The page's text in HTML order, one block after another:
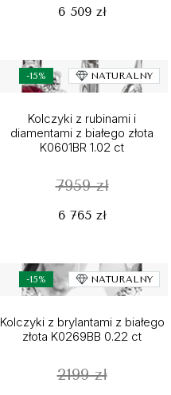
6 509 zł
-15% NATURALNY
Kolczyki z rubinami i
diamentami z białego złota
K0601BR 1.02 ct
7959 zł
6 765 zł
-15% NATURALNY
Kolczyki z brylantami z białego
złota K0269BB 0.22 ct
2199 zł